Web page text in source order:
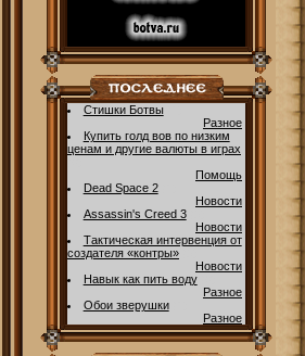
Стишки Ботвы(1)
Разное
Купить голд вов по низким
ценам и другие валюты в играх
Помощь
Dead Space 2(1)
Новости
Assassin's Creed 3(3)
Новости
Тактическая интервенция от
создателя «контры»
Новости
Навык как пить воду(0)
Разное
Обои зверушки(1)
Разное